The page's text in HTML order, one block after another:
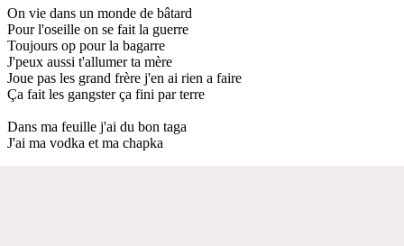
On vie dans un monde de bâtard
Pour l'oseille on se fait la guerre
Toujours op pour la bagarre
J'peux aussi t'allumer ta mère
Joue pas les grand frère j'en ai rien a faire
Ça fait les gangster ça fini par terre
Dans ma feuille j'ai du bon taga
J'ai ma vodka et ma chapka